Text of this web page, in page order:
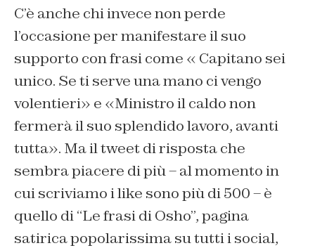
C’è anche chi invece non perde
l’occasione per manifestare il suo
supporto con frasi come « Capitano sei
unico. Se ti serve una mano ci vengo
volentieri» e «Ministro il caldo non
fermerà il suo splendido lavoro, avanti
tutta». Ma il tweet di risposta che
sembra piacere di più – al momento in
cui scriviamo i like sono più di 500 – è
quello di “Le frasi di Osho”, pagina
satirica popolarissima su tutti i social,